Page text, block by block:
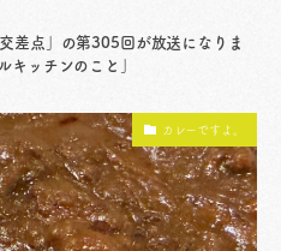
差点」の第305回が放送になりま
キッチンのこと」
カレーですよ。